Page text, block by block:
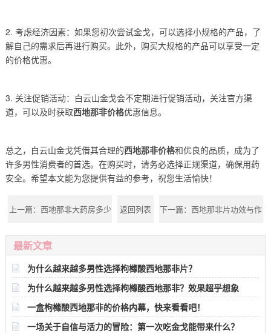
2. 考虑经济因素：如果您初次尝试金戈，可以选择小规格的产品，了
解自己的需求后再进行购买。此外，购买大规格的产品可以享受一定
的价格优惠。
3. 关注促销活动：白云山金戈会不定期进行促销活动，关注官方渠
道，可以及时获取西地那非价格优惠信息。
总之，白云山金戈凭借其合理的西地那非价格和优良的品质，成为了
许多男性消费者的首选。在购买时，请务必选择正规渠道，确保用药
安全。希望本文能为您提供有益的参考，祝您生活愉快！
上一篇： 西地那非大药房多少
钱啊——深入了解金戈品牌的
价格优势
返回列表 下一篇：西地那非片功效与作
用机制：白云山金戈助你重拾
最新文章
为什么越来越多男性选择枸橼酸西地那非片？
为什么越来越多男性选择枸橼酸西地那非？效果超乎想象
一盒枸橼酸西地那非的价格内幕，快来看看吧！
一场关于自信与活力的冒险：第一次吃金戈能带来什么？